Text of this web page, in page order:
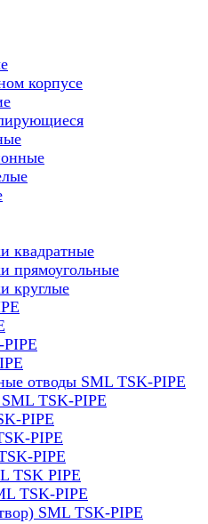
корпусе
квадратные
прямоугольные
круглые
отводы SML TSK-PIPE
TSK-PIPE
PIPE
PIPE
PIPE
TSK PIPE
TSK-PIPE
SML TSK-PIPE